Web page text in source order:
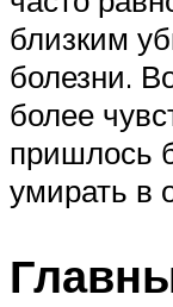
близким
болезни.
более
пришлось
умирать в